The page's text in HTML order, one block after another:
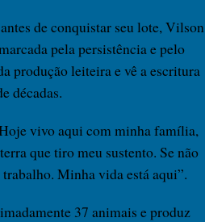
de conquistar seu lote, Vilson
pela persistência e pelo
produção leiteira e vê a escritura
décadas.
vivo aqui com minha família,
que tiro meu sustento. Se não
Minha vida está aqui”.
37 animais e produz